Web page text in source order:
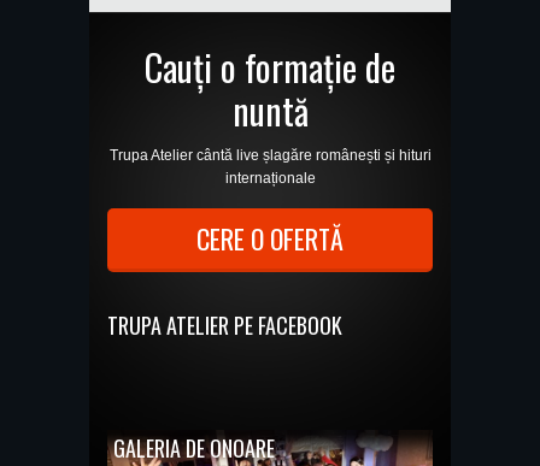
Cauți o formație de
nuntă
Trupa Atelier cântă live șlagăre românești și hituri
internaționale
CERE O OFERTĂ
TRUPA ATELIER PE FACEBOOK
GALERIA DE ONOARE